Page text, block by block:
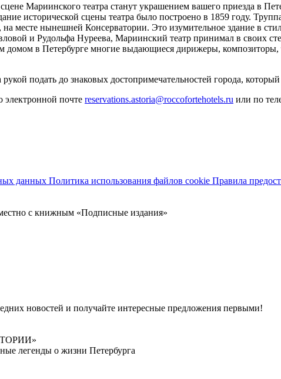
Мариинского театра станут украшением вашего приезда в
исторической сцены театра было построено в 1859 году.
месте нынешней Консерватории. Это изумительное здание в
и Рудольфа Нуреева, Мариинский театр принимал в своих
домом в Петербурге многие выдающиеся дирижеры,
подать до знаковых достопримечательностей города,
электронной почте reservations.astoria@roccofortehotels.ru или по
данных Политика использования файлов cookie Правила
с книжным «Подписные издания»
новостей и получайте интересные предложения первыми!
легенды о жизни Петербурга